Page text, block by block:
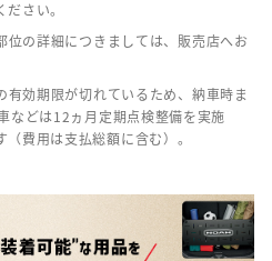
さい。
の詳細につきましては、販売店へお
効期限が切れているため、納車時ま
などは12ヵ月定期点検整備を実施
費用は支払総額に含む）。